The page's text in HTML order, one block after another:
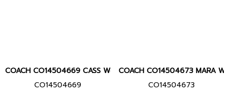
COACH CO14504669 CASS Women watch นาฬิกา นาฬิกาข้อมือ น
CO14504669
COACH CO14504673 MARA
CO14504673